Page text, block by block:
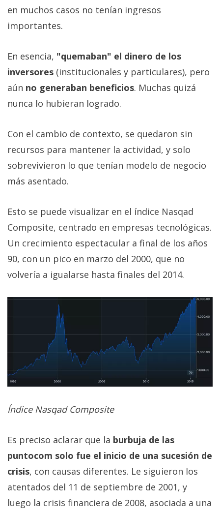
en muchos casos no tenían ingresos
importantes.
En esencia, "quemaban" el dinero de los
inversores (institucionales y particulares), pero
aún no generaban beneficios. Muchas quizá
nunca lo hubieran logrado.
Con el cambio de contexto, se quedaron sin
recursos para mantener la actividad, y solo
sobrevivieron lo que tenían modelo de negocio
más asentado.
Esto se puede visualizar en el índice Nasqad
Composite, centrado en empresas tecnológicas.
Un crecimiento espectacular a final de los años
90, con un pico en marzo del 2000, que no
volvería a igualarse hasta finales del 2014.
Índice Nasqad Composite
Es preciso aclarar que la burbuja de las
puntocom solo fue el inicio de una sucesión de
crisis, con causas diferentes. Le siguieron los
atentados del 11 de septiembre de 2001, y
luego la crisis financiera de 2008, asociada a una